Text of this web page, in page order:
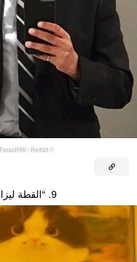
©
FarazR90 / Reddit
9. “القطة ليزا”